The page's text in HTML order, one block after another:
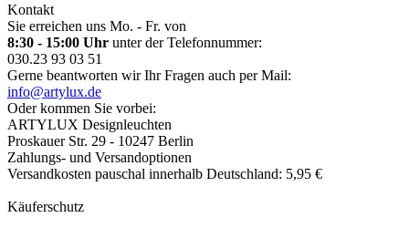
Kontakt
Sie erreichen uns Mo. - Fr. von
8:30 - 15:00 Uhr unter der Telefonnummer:
030.23 93 03 51
Gerne beantworten wir Ihr Fragen auch per Mail:
info@artylux.de
Oder kommen Sie vorbei:
ARTYLUX Designleuchten
Proskauer Str. 29 - 10247 Berlin
Zahlungs- und Versandoptionen
Versandkosten pauschal innerhalb Deutschland: 5,95 €
Käuferschutz